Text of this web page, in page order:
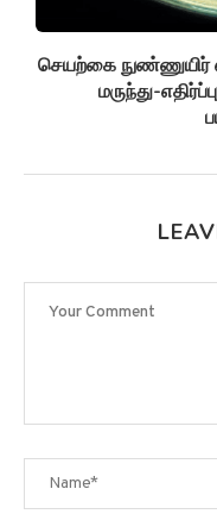
செயற்கை நுண்ணுயிர்
மருந்து-